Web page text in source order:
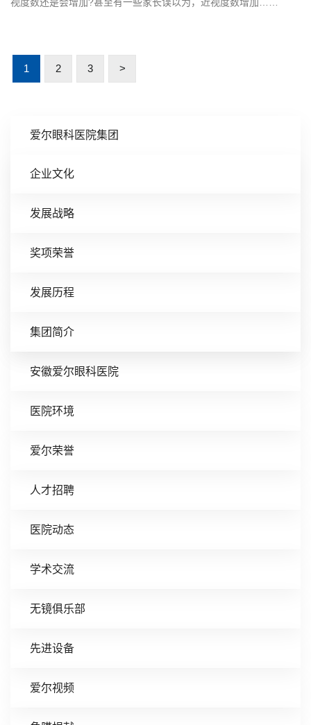
爱尔眼科医院集团
企业文化
发展战略
奖项荣誉
发展历程
集团简介
安徽爱尔眼科医院
医院环境
爱尔荣誉
人才招聘
医院动态
学术交流
无镜俱乐部
先进设备
爱尔视频
1 2 3 >